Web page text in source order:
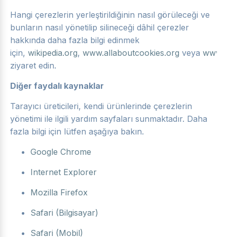
Hangi çerezlerin yerleştirildiğinin nasıl görüleceği ve
bunların nasıl yönetilip silineceği dâhil çerezler
hakkında daha fazla bilgi edinmek
için, wikipedia.org, www.allaboutcookies.org veya
ziyaret edin.
Diğer faydalı kaynaklar
Tarayıcı üreticileri, kendi ürünlerinde çerezlerin
yönetimi ile ilgili yardım sayfaları sunmaktadır. Daha
fazla bilgi için lütfen aşağıya bakın.
Google Chrome
Internet Explorer
Mozilla Firefox
Safari (Bilgisayar)
Safari (Mobil)